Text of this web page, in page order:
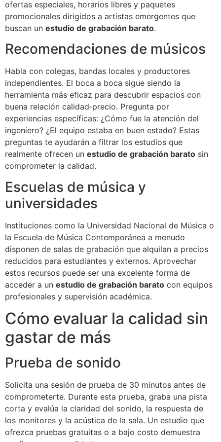
ofertas especiales, horarios libres y paquetes
promocionales dirigidos a artistas emergentes que
buscan un estudio de grabación barato.
Recomendaciones de músicos
Habla con colegas, bandas locales y productores
independientes. El boca a boca sigue siendo la
herramienta más eficaz para descubrir espacios con
buena relación calidad‑precio. Pregunta por
experiencias específicas: ¿Cómo fue la atención del
ingeniero? ¿El equipo estaba en buen estado? Estas
preguntas te ayudarán a filtrar los estudios que
realmente ofrecen un estudio de grabación barato sin
comprometer la calidad.
Escuelas de música y
universidades
Instituciones como la Universidad Nacional de Música o
la Escuela de Música Contemporánea a menudo
disponen de salas de grabación que alquilan a precios
reducidos para estudiantes y externos. Aprovechar
estos recursos puede ser una excelente forma de
acceder a un estudio de grabación barato con equipos
profesionales y supervisión académica.
Cómo evaluar la calidad sin
gastar de más
Prueba de sonido
Solicita una sesión de prueba de 30 minutos antes de
comprometerte. Durante esta prueba, graba una pista
corta y evalúa la claridad del sonido, la respuesta de
los monitores y la acústica de la sala. Un estudio que
ofrezca pruebas gratuitas o a bajo costo demuestra